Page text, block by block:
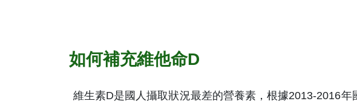
如何補充維他命D
維生素D是國人攝取狀況最差的營養素，根據2013-2016